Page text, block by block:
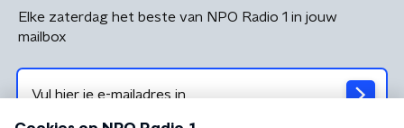
Elke zaterdag het beste van NPO Radio 1 in jouw
mailbox